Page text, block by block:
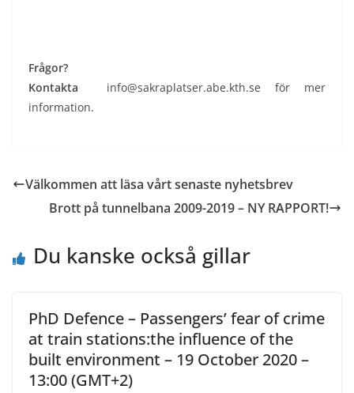
Frågor?
Kontakta info@sakraplatser.abe.kth.se för mer
information.
Välkommen att läsa vårt senaste nyhetsbrev
Brott på tunnelbana 2009-2019 – NY RAPPORT!
Du kanske också gillar
PhD Defence – Passengers’ fear of crime
at train stations:the influence of the
built environment – 19 October 2020 –
13:00 (GMT+2)